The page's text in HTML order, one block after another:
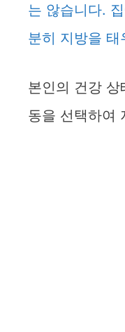
는 않습니다.
분히 지방을 태
본인의 건강
동을 선택하여